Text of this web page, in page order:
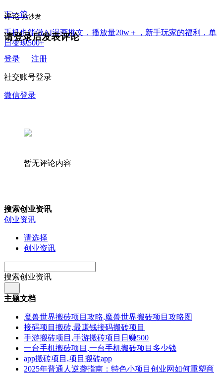
下一篇
手机也能做AI漫画推文，播放量20w＋，新手玩家的福利，单
日变现500+
评论抢沙发
请登录后发表评论
登录 注册
社交账号登录
微信登录
暂无评论内容
搜索创业资讯
创业资讯
请选择
创业资讯
搜索创业资讯
主题文档
魔兽世界搬砖项目攻略,魔兽世界搬砖项目攻略图
接码项目搬砖,最赚钱接码搬砖项目
手游搬砖项目,手游搬砖项目日赚500
一台手机搬砖项目,一台手机搬砖项目多少钱
app搬砖项目,项目搬砖app
2025年普通人逆袭指南：特色小项目创业网如何重塑商